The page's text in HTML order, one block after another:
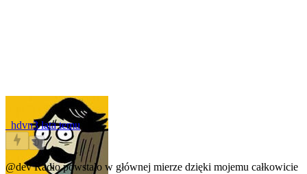
_hdvn3 lata temu
0
@devRadio powstało w głównej mierze dzięki mojemu całkowicie